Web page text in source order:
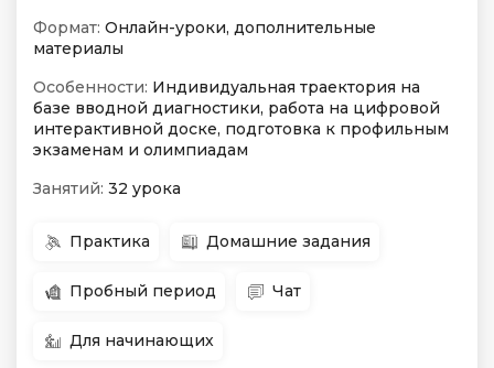
Формат: Онлайн-уроки, дополнительные
материалы
Особенности: Индивидуальная траектория на
базе вводной диагностики, работа на цифровой
интерактивной доске, подготовка к профильным
экзаменам и олимпиадам
Занятий: 32 урока
Практика Домашние задания
Пробный период Чат
Для начинающих